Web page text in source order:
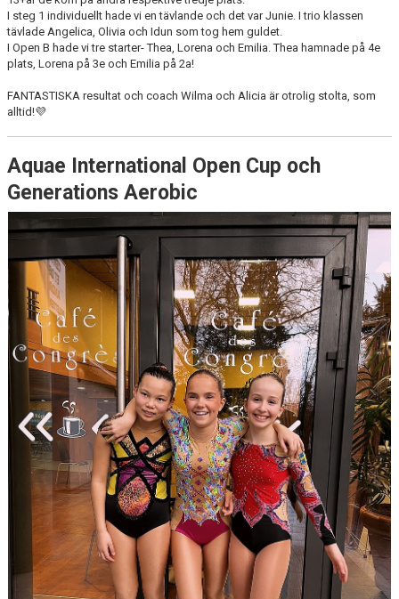
I steg 1 individuellt hade vi en tävlande och det var Junie. I trio klassen
tävlade Angelica, Olivia och Idun som tog hem guldet.
I Open B hade vi tre starter- Thea, Lorena och Emilia. Thea hamnade på 4e
plats, Lorena på 3e och Emilia på 2a!
FANTASTISKA resultat och coach Wilma och Alicia är otrolig stolta, som
alltid!💜
Aquae International Open Cup och
Generations Aerobic